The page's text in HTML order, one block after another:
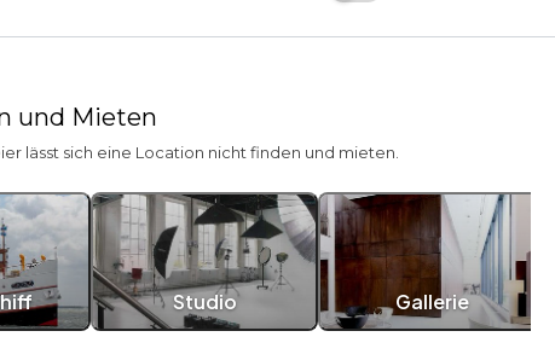
und Mieten
lässt sich eine Location nicht finden und mieten.
Studio Gallerie